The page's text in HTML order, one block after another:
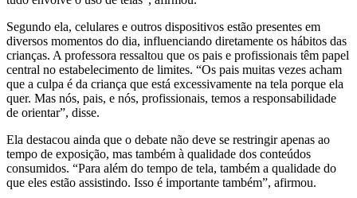
Segundo ela, celulares e outros dispositivos estão presentes em
diversos momentos do dia, influenciando diretamente os hábitos das
crianças. A professora ressaltou que os pais e profissionais têm papel
central no estabelecimento de limites. “Os pais muitas vezes acham
que a culpa é da criança que está excessivamente na tela porque ela
quer. Mas nós, pais, e nós, profissionais, temos a responsabilidade
de orientar”, disse.
Ela destacou ainda que o debate não deve se restringir apenas ao
tempo de exposição, mas também à qualidade dos conteúdos
consumidos. “Para além do tempo de tela, também a qualidade do
que eles estão assistindo. Isso é importante também”, afirmou.